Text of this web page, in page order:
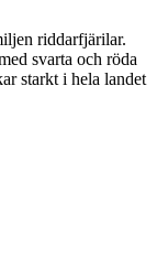
riddarfjärilar.
svarta och röda
starkt i hela landet